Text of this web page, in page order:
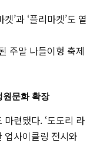
’과 ‘플리마켓’도 열
주말 나들이형 축제
원문화 확장
련됐다. ‘도도리 라
업사이클링 전시와